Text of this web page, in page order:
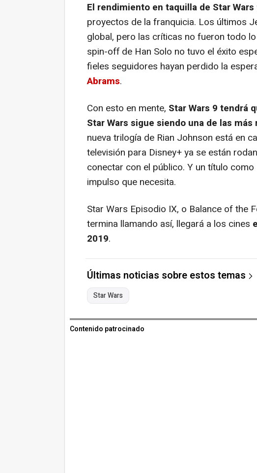
El rendimiento en taquilla de Star Wars
proyectos de la franquicia. Los últimos
global, pero las críticas no fueron todo
spin-off de Han Solo no tuvo el éxito
fieles seguidores hayan perdido la
Abrams.
Con esto en mente, Star Wars 9 tendrá
Star Wars sigue siendo una de las
nueva trilogía de Rian Johnson está en
televisión para Disney+ ya se están
conectar con el público. Y un título
impulso que necesita.
Star Wars Episodio IX, o Balance of the
termina llamando así, llegará a los cines
2019.
Últimas noticias sobre estos temas
Star Wars
Contenido patrocinado